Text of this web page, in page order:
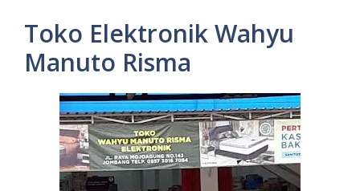
Toko Elektronik Wahyu
Manuto Risma